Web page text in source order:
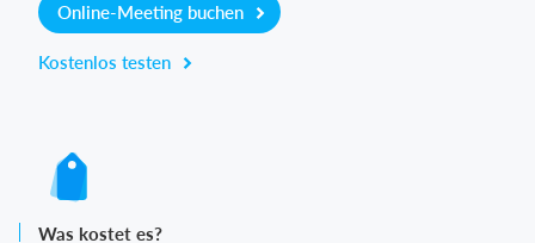
Online-Meeting buchen
Kostenlos testen
Was kostet es?